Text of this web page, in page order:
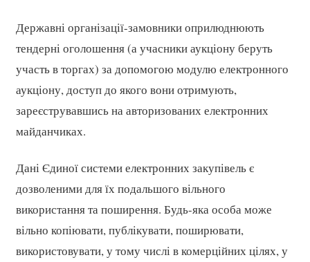
Державні організації-замовники оприлюднюють
тендерні оголошення (а учасники аукціону беруть
участь в торгах) за допомогою модулю електронного
аукціону, доступ до якого вони отримують,
зареєструвавшись на авторизованих електронних
майданчиках.
Дані Єдиної системи електронних закупівель є
дозволеними для їх подальшого вільного
використання та поширення. Будь-яка особа може
вільно копіювати, публікувати, поширювати,
використовувати, у тому числі в комерційних цілях, у